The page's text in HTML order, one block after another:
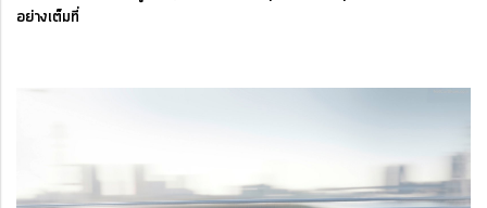
อย่างเต็มที่